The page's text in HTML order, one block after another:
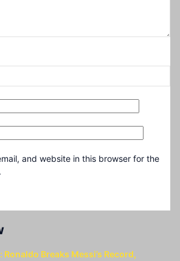
and website in this browser for the
Ronaldo Breaks Messi’s Record,